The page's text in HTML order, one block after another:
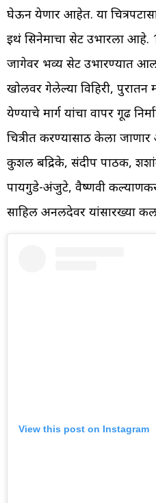
घेऊन येणार आहेत. या
इथं सिनेमाचा सेट उभारला आहे.
जागेवर भव्य सेट उभारण्यात
खोलवर गेलेल्या विहिरी, पुरातन
येण्याचे मार्ग यांचा वापर गूढ
चित्रीत करण्यासाठी केला
कुशल बद्रिके, संदीप पाठक,
पायगुडे-अंजुटे, वैष्णवी
साहिल अनलदेवर यांसारख्या
View this post on Instagram